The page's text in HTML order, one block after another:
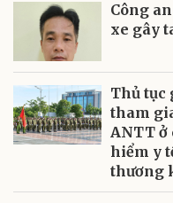
Công
xe gây
Thủ tục
tham
ANTT ở
hiểm y
thương